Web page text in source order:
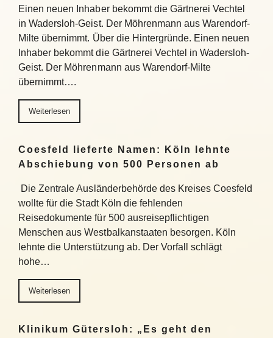
Einen neuen Inhaber bekommt die Gärtnerei Vechtel
in Wadersloh-Geist. Der Möhrenmann aus Warendorf-
Milte übernimmt. Über die Hintergründe. Einen neuen
Inhaber bekommt die Gärtnerei Vechtel in Wadersloh-
Geist. Der Möhrenmann aus Warendorf-Milte
übernimmt….
Weiterlesen
Coesfeld lieferte Namen: Köln lehnte
Abschiebung von 500 Personen ab
Die Zentrale Ausländerbehörde des Kreises Coesfeld
wollte für die Stadt Köln die fehlenden
Reisedokumente für 500 ausreisepflichtigen
Menschen aus Westbalkanstaaten besorgen. Köln
lehnte die Unterstützung ab. Der Vorfall schlägt
hohe…
Weiterlesen
Klinikum Gütersloh: „Es geht den